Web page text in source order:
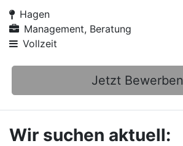
Hagen
Management, Beratung
Vollzeit
Jetzt Bewerben
Wir suchen aktuell: